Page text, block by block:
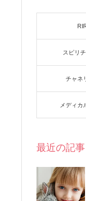
スピリ
チャネ
メディカ
最近の記事